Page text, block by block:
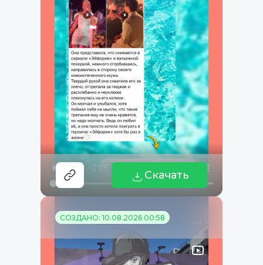
Скачать
СОЗДАНО: 10.08.2026 00:58